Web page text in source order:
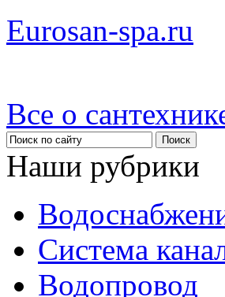
Eurosan-spa.ru
Все о
Наши рубрики
Система
Водопровод